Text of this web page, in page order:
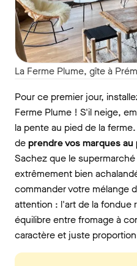
La Ferme Plume, gîte à
Pour ce premier jour,
Ferme Plume ! S'il neige,
la pente au pied de la
deprendre vos marques
Sachez que le
extrêmement bien
commander votre mélange
attention : l'art de la fondue
équilibre entre fromage à
caractère et juste